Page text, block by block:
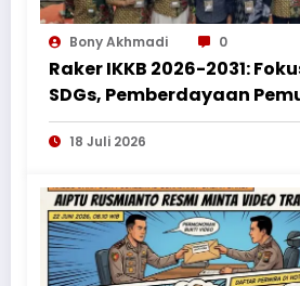
Bony Akhmadi 0
Raker IKKB 2026-2031:
SDGs, Pemberdayaan
Penguatan Bantuan
Perantau Kalbar
18 Juli 2026